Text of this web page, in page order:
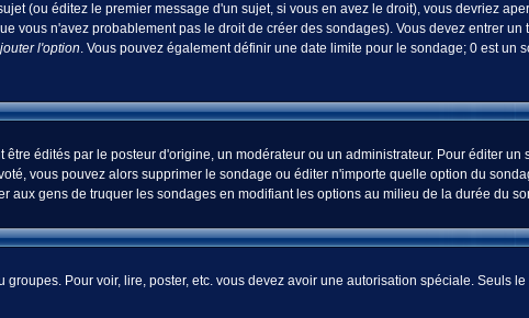
(ou éditez le premier message d'un sujet, si vous en avez le droit), vous devriez
vous n'avez probablement pas le droit de créer des sondages). Vous devez entrer
l'option. Vous pouvez également définir une date limite pour le sondage; 0 est
édités par le posteur d'origine, un modérateur ou un administrateur. Pour éditer
vous pouvez alors supprimer le sondage ou éditer n'importe quelle option du
aux gens de truquer les sondages en modifiant les options au milieu de la durée du
Pour voir, lire, poster, etc. vous devez avoir une autorisation spéciale. Seuls